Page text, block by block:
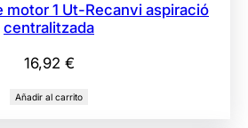
motor 1 Ut-Recanvi aspiració
centralitzada
16,92 €
Añadir al carrito